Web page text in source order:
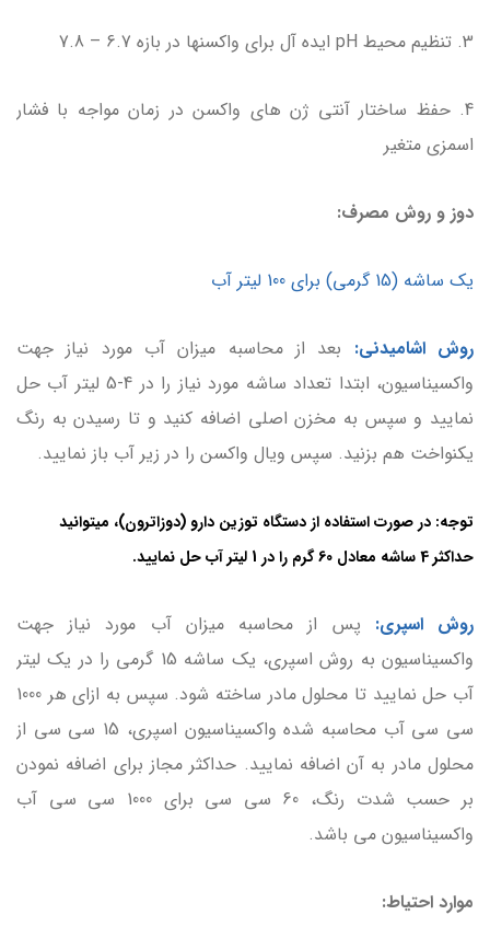
3. تنظیم محیط pH ایده آل برای واکسنها در بازه 6.7 – 7.8
4. حفظ ساختار آنتی ژن های واکسن در زمان مواجه با فشار
اسمزی متغیر
دوز و روش مصرف:
یک ساشه (15 گرمی) برای 100 لیتر آب
روش اشامیدنی: بعد از محاسبه میزان آب مورد نیاز جهت
واکسیناسیون، ابتدا تعداد ساشه مورد نیاز را در 4-5 لیتر آب حل
نمایید و سپس به مخزن اصلی اضافه کنید و تا رسیدن به رنگ
یکنواخت هم بزنید. سپس ویال واکسن را در زیر آب باز نمایید.
توجه: در صورت استفاده از دستگاه توزین دارو (دوزاترون)، میتوانید
حداکثر 4 ساشه معادل 60 گرم را در 1 لیتر آب حل نمایید.
روش اسپری: پس از محاسبه میزان آب مورد نیاز جهت
واکسیناسیون به روش اسپری، یک ساشه 15 گرمی را در یک لیتر
آب حل نمایید تا محلول مادر ساخته شود. سپس به ازای هر 1000
سی سی آب محاسبه شده واکسیناسیون اسپری، 15 سی سی از
محلول مادر به آن اضافه نمایید. حداکثر مجاز برای اضافه نمودن
بر حسب شدت رنگ، 60 سی سی برای 1000 سی سی آب
واکسیناسیون می باشد.
موارد احتیاط: